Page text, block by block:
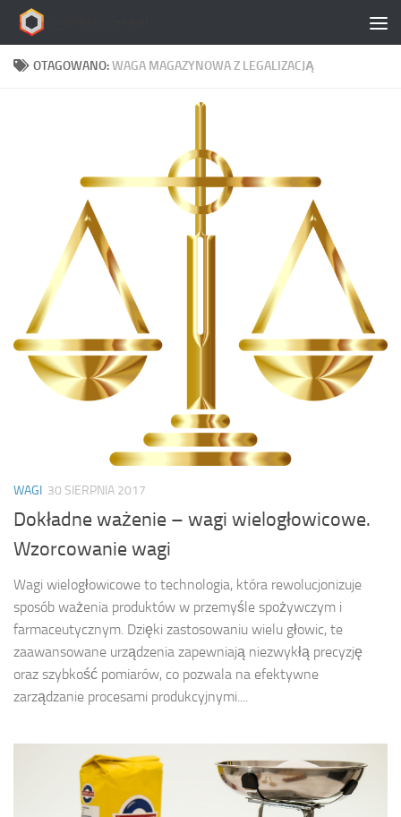
Skip to content
OTAGOWANO:WAGA MAGAZYNOWA Z LEGALIZACJĄ
WAGI 30 SIERPNIA 2017
Dokładne ważenie – wagi wielogłowicowe.
Wzorcowanie wagi
Wagi wielogłowicowe to technologia, która rewolucjonizuje
sposób ważenia produktów w przemyśle spożywczym i
farmaceutycznym. Dzięki zastosowaniu wielu głowic, te
zaawansowane urządzenia zapewniają niezwykłą precyzję
oraz szybkość pomiarów, co pozwala na efektywne
zarządzanie procesami produkcyjnymi....